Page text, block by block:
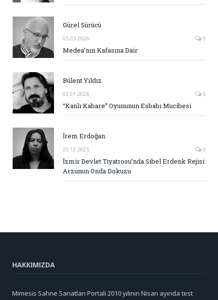
Gürel Sürücü
05.03.2026 0
Medea’nın Kafasına Dair
Bülent Yıldız
03.01.2026 0
“Kanlı Kabare” Oyununun Esbabı Mucibesi
İrem Erdoğan
25.12.2025 0
İzmir Devlet Tiyatrosu’nda Sibel Erdenk Rejisi:
Arzunun Onda Dokuzu
HAKKIMIZDA
Mimesis Sahne Sanatları Portali 2010 yılının Nisan ayında test